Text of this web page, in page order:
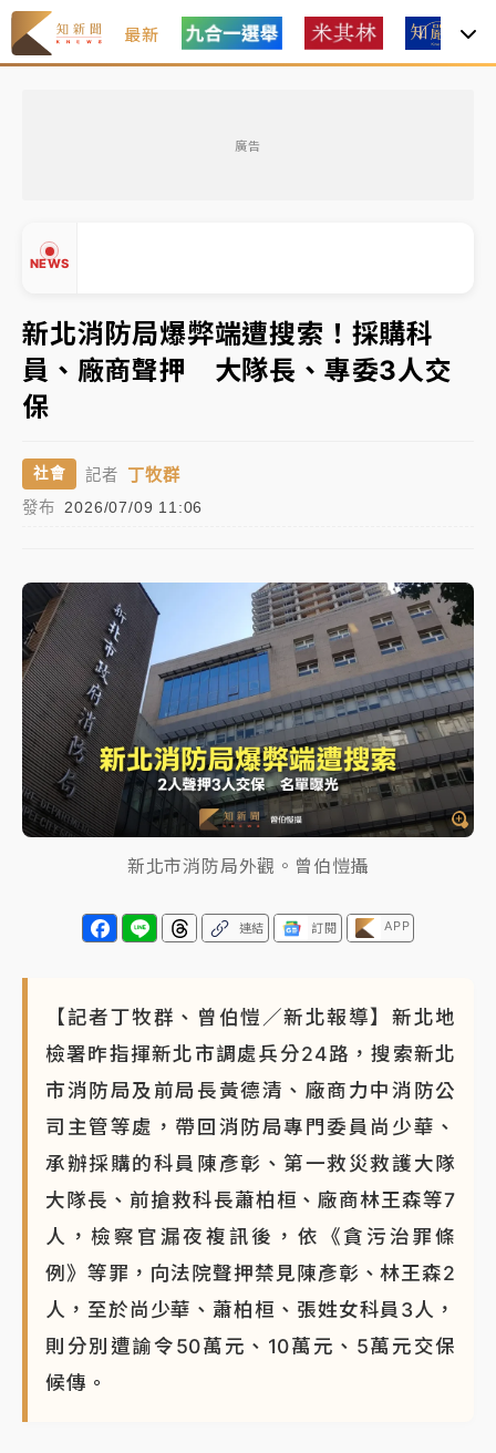
最新
廣告
NEWS
周末精選｜
面手法 郭台銘、蔡英文成關鍵
本周爆款短影音｜ 柯文哲帶電子手鐶拄拐杖現身／周玉
蔻蔡玉真開撕爆料
周末精選｜
跨境網購族注意！EZ Way若改由政府委
任 預算難關如何解？
蔣萬安的建中同學！47歲法律學霸戰桃園 公開上任首
要3件事
中颱白海豚環流掠北海！今明防劇烈降雨 東部高溫飆
38度
周末精選｜ 慈濟遭詐10億完整始末曝！律師掮客大玩兩
面手法 郭台銘、蔡英文成關鍵
本周爆款短影音｜ 柯文哲帶電子手鐶拄拐杖現身／周玉
蔻蔡玉真開撕爆料
周末精選｜ 跨境網購族注意！EZ Way若改由政府委
任 預算難關如何解？
▼
新北消防局爆弊端遭搜索！採購科
員、廠商聲押 大隊長、專委3人交
保
社會 記者 丁牧群
發布 2026/07/09 11:06
新北市消防局外觀。曾伯愷攝
連結 訂閱 APP
【記者丁牧群、曾伯愷／新北報導】新北地
檢署昨指揮新北市調處兵分24路，搜索新北
市消防局及前局長黃德清、廠商力中消防公
司主管等處，帶回消防局專門委員尚少華、
承辦採購的科員陳彥彰、第一救災救護大隊
大隊長、前搶救科長蕭柏桓、廠商林王森等7
人，檢察官漏夜複訊後，依《貪污治罪條
例》等罪，向法院聲押禁見陳彥彰、林王森2
人，至於尚少華、蕭柏桓、張姓女科員3人，
則分別遭諭令50萬元、10萬元、5萬元交保
候傳。